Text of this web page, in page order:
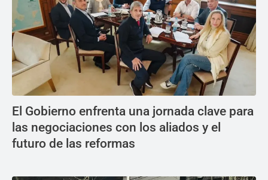
El Gobierno enfrenta una jornada clave para
las negociaciones con los aliados y el
futuro de las reformas